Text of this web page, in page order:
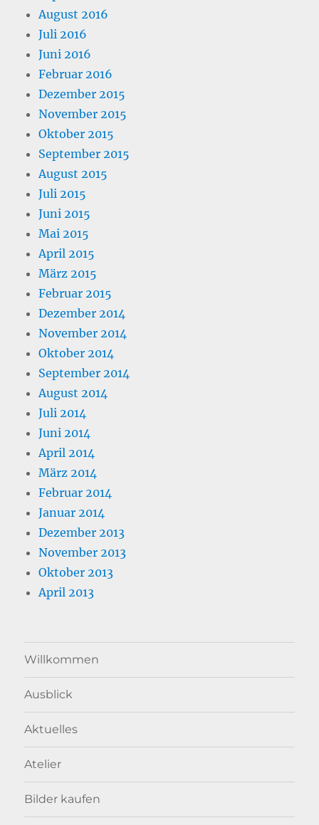
August 2016
Juli 2016
Juni 2016
Februar 2016
Dezember 2015
November 2015
Oktober 2015
September 2015
August 2015
Juli 2015
Juni 2015
Mai 2015
April 2015
März 2015
Februar 2015
Dezember 2014
November 2014
Oktober 2014
September 2014
August 2014
Juli 2014
Juni 2014
April 2014
März 2014
Februar 2014
Januar 2014
Dezember 2013
November 2013
Oktober 2013
April 2013
Willkommen
Ausblick
Aktuelles
Atelier
Bilder kaufen